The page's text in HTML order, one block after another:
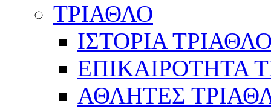
ΤΡΙΑΘΛΟ
ΙΣΤΟΡΙΑ
ΕΠΙΚΑΙΡΟΤΗΤΑ
ΑΘΛΗΤΕΣ